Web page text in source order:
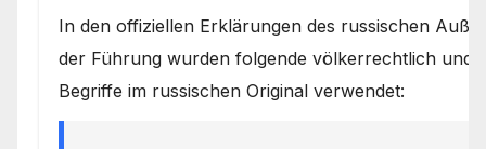
In den offiziellen Erklärungen des russischen
der Führung wurden folgende völkerrechtlich und
Begriffe im russischen Original verwendet: